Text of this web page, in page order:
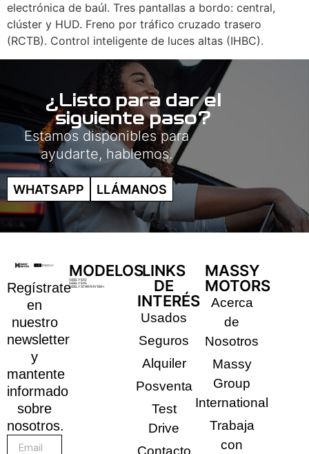
electrónica de baúl. Tres pantallas a bordo: central,
clúster y HUD. Freno por tráfico cruzado trasero
(RCTB). Control inteligente de luces altas (IHBC).
¿Listo para dar el
siguiente paso?
Estamos disponibles para
ayudarte, hablemos.
WHATSAPP LLÁMANOS
Regístrate
en
nuestro
newsletter
y
mantente
informado
sobre
nosotros.
MODELOS
GEELY EX2
GEELY EX5
GEELY STARRAY EM-i
LINKS
DE
INTERÉS
Usados
Seguros
Alquiler
Posventa
Test
Drive
Contacto
MASSY
MOTORS
Acerca
de
Nosotros
Massy
Group
International
Trabaja
con